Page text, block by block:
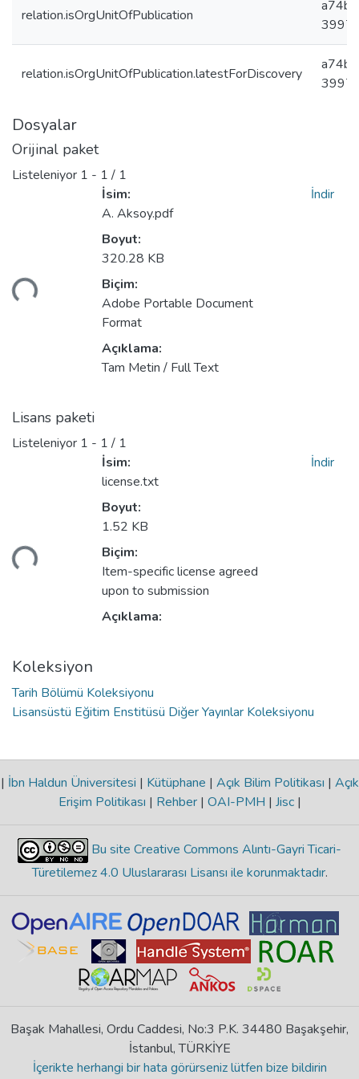
relation.isOrgUnitOfPublication
relation.isOrgUnitOfPublication.latestForDiscovery
Dosyalar
Orijinal paket
Listeleniyor 1 - 1 / 1
İsim:
A. Aksoy.pdf
Boyut:
320.28 KB
Biçim:
Adobe Portable Document
Format
Açıklama:
Tam Metin / Full Text
İndir
Lisans paketi
Listeleniyor 1 - 1 / 1
İsim:
license.txt
Boyut:
1.52 KB
Biçim:
Item-specific license agreed
upon to submission
Açıklama:
İndir
Koleksiyon
Tarih Bölümü Koleksiyonu
Lisansüstü Eğitim Enstitüsü Diğer Yayınlar Koleksiyonu
| İbn Haldun Üniversitesi | Kütüphane | Açık Bilim Politikası | Açık
Erişim Politikası | Rehber | OAI-PMH | Jisc |
Bu site Creative Commons Alıntı-Gayri Ticari-
Türetilemez 4.0 Uluslararası Lisansı ile korunmaktadır.
Başak Mahallesi, Ordu Caddesi, No:3 P.K. 34480 Başakşehir,
İstanbul, TÜRKİYE
İçerikte herhangi bir hata görürseniz lütfen bize bildirin